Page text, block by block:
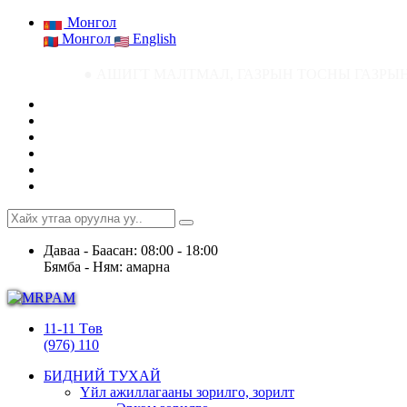
Монгол
Монгол
English
Даваа - Баасан: 08:00 - 18:00
Бямба - Ням: амарна
11-11 Төв
(976) 110
БИДНИЙ ТУХАЙ
Үйл ажиллагааны зорилго, зорилт